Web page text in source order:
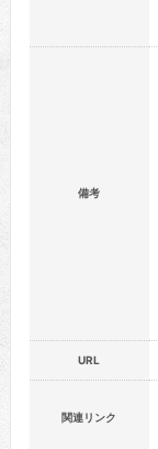
備考
URL
関連リンク